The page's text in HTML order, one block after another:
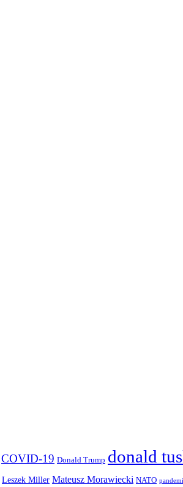
COVID-19 Donald Trump donald
Leszek Miller Mateusz Morawiecki NATO